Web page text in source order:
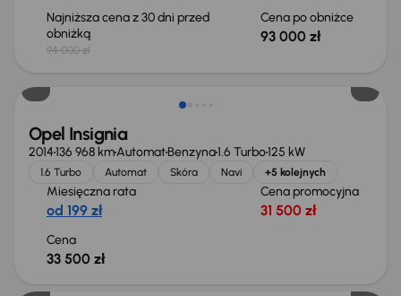
Najniższa cena z 30 dni przed
obniżką
94 000 zł
Cena po obniżce
93 000 zł
Opel Insignia
2014136 968 kmAutomatBenzyna1.6 Turbo125 kW
1.6 Turbo Automat Skóra Navi +5 kolejnych
Miesięczna rata
od 199 zł
Cena promocyjna
31 500 zł
Cena
33 500 zł
Taniej o 1 500 zł